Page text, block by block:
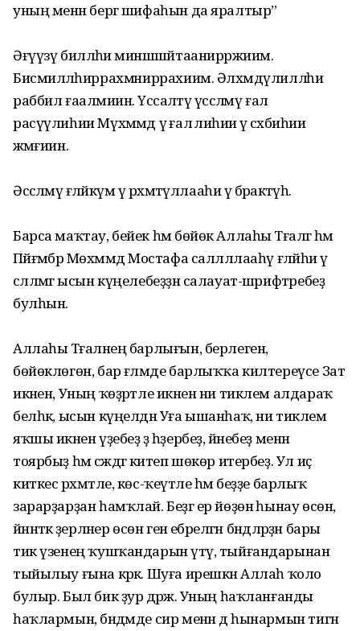
уның менән бергә шифаһын да яралтыр”
Әғүүзү билләәһи минәшшәйтааниррәжиим.
Бисмилләәһиррахмәәниррахиим. Әлхәмдүлилләәһи
раббил ғааләмиин. Үәссаләәтү үәссәләәмү ғаләә
расүүлиһии Мүхәммәд үә ғаләә әәлиһии үә әсхәбиһии
әжмәғиин.
Әссәләәмү ғәләйкүм үә рәхмәтүллааһи үә бәракәәтүһ.
Барса маҡтау, бейек һәм бөйөк Аллаһы Тәғаләгә һәм
Пәйғәмбәр Мөхәммәд Мостафа салләллааһү ғәләйһи үә
сәлләмгә ысын күңелебеҙҙән салауат-шәрифтәребеҙ
булһын.
Аллаһы Тәғаләнең барлығын, берлеген,
бөйөклөгөн, бар ғәләмде барлыҡҡа килтереүсе Зат
икәнен, Уның ҡөҙрәтле икәнен ни тиклем алдараҡ
белһәк, ысын күңелдән Уға ышанһаҡ, ни тиклем
яҡшы икәнен үҙебеҙ ҙә һҙербеҙ, йәнебеҙ менән
тоярбыҙ һәм сәждәгә китеп шөкөр итербеҙ. Ул иҫ
киткес рәхмәтле, көс-ҡеүәтле һәм беҙҙе барлыҡ
зарарҙарҙан һамҡлай. Беҙгә ер йөҙөнә һынау өсөн,
йәннәткә әҙерләнер өсөн генә ебәрелгән бәндәләрҙән бары
тик үзенең ҡушҡандарын үтәү, тыйғандарынан
тыйылыу ғына кәрәк. Шуға ирешкән Аллаһ ҡоло
булыр. Был бик ҙур дәрәжә. Уның һаҡланғанды
һаҡлармын, бәндәмде сир менән дә һынармын тигән